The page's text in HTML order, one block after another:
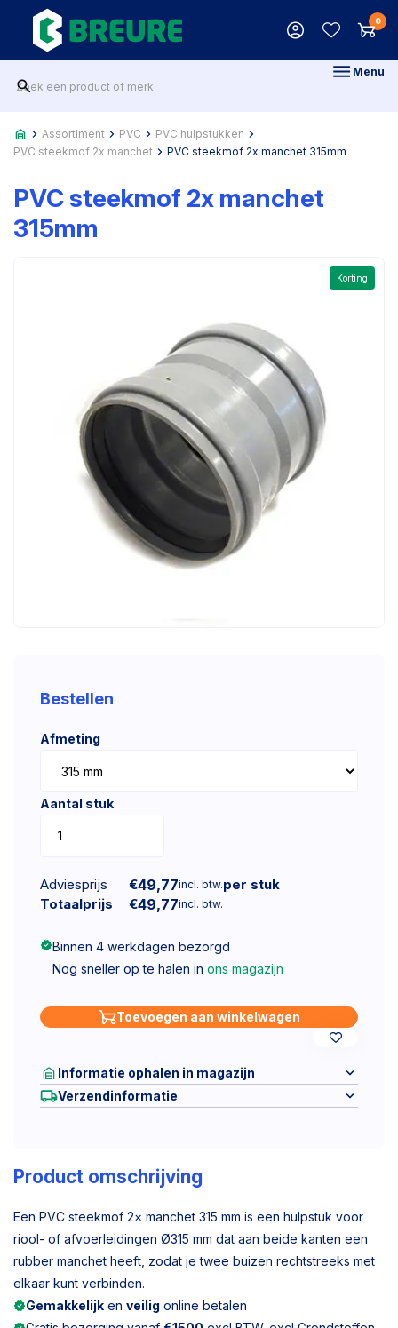
0
Menu
Assortiment PVC
PVC hulpstukken
PVC steekmof 2x manchet
PVC steekmof 2x manchet 315mm
PVC steekmof 2x manchet
315mm
Korting
Bestellen
Afmeting
Aantal stuk
Adviesprijs €49,77incl. btw.per stuk
Totaalprijs
€49,77incl. btw.
Binnen 4 werkdagen bezorgd
Nog sneller op te halen in ons magazijn
Toevoegen aan winkelwagen
Informatie ophalen in magazijn
Verzendinformatie
Product omschrijving
Een PVC steekmof 2× manchet 315 mm is een hulpstuk voor
riool- of afvoerleidingen Ø315 mm dat aan beide kanten een
rubber manchet heeft, zodat je twee buizen rechtstreeks met
elkaar kunt verbinden.
Gemakkelijk en veilig online betalen